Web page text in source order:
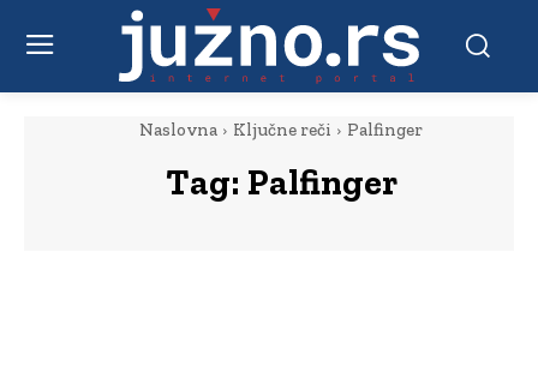
Naslovna Ključne reči Palfinger
Tag: Palfinger